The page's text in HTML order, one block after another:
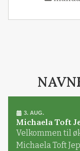
3. AUG.
Michaela Toft
Velkommen til
Michaela Toft